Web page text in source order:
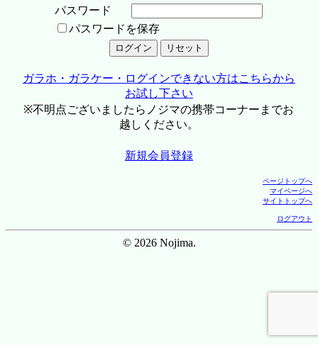
パスワード
パスワードを保存
ガラホ・ガラケー・ログインできない方はこちらから
お試し下さい
※不明点ございましたらノジマの携帯コーナーまでお
越しください。
新規会員登録
ページトップへ
マイページへ
サイトトップへ
ログアウト
© 2026 Nojima.